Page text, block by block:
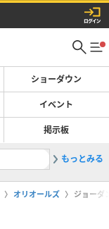
ショーダウン
イベント
掲示板
2レジェ
もっとみる
オリオールズ ジョーダ